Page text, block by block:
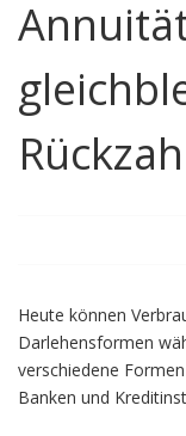
Heute können
Darlehensformen
verschiedene
Banken und